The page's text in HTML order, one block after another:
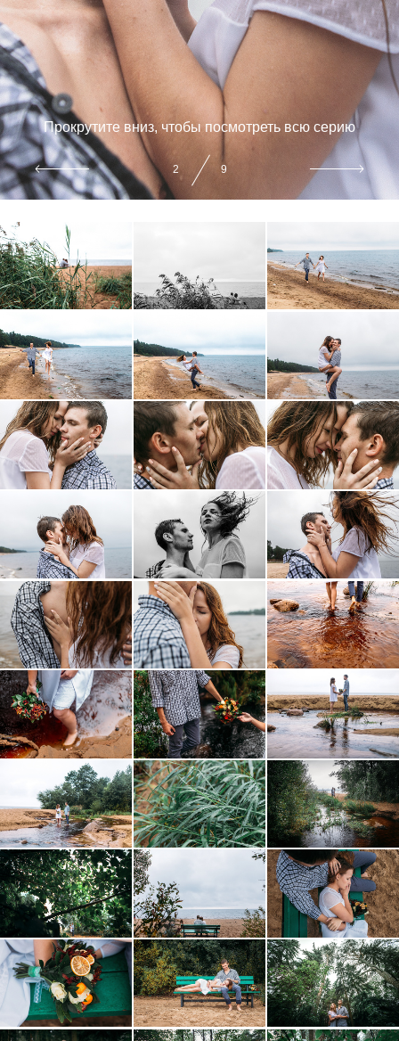
Прокрутите вниз, чтобы посмотреть всю серию
2 9